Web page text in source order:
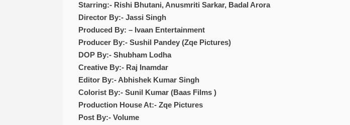
Starring:- Rishi Bhutani, Anusmriti Sarkar, Badal Arora
Director By:- Jassi Singh
Produced By: – Ivaan Entertainment
Producer By:- Sushil Pandey (Zqe Pictures)
DOP By:- Shubham Lodha
Creative By:- Raj Inamdar
Editor By:- Abhishek Kumar Singh
Colorist By:- Sunil Kumar (Baas Films )
Production House At:- Zqe Pictures
Post By:- Volume